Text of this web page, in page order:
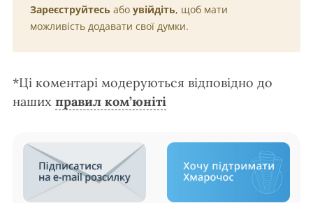
Зареєструйтесь або увійдіть, щоб мати
можливість додавати свої думки.
*Ці коментарі модеруються відповідно до
наших правил ком’юніті